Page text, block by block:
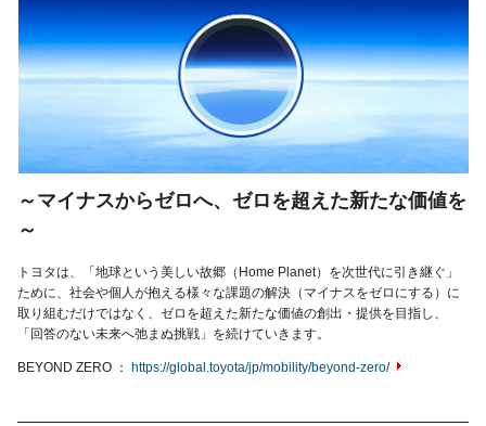
～マイナスからゼロへ、ゼロを超えた新たな価値を
～
トヨタは、「地球という美しい故郷（Home Planet）を次世代に引き継ぐ」
ために、社会や個人が抱える様々な課題の解決（マイナスをゼロにする）に
取り組むだけではなく、ゼロを超えた新たな価値の創出・提供を目指し、
「回答のない未来へ弛まぬ挑戦」を続けていきます。
BEYOND ZERO https://global.toyota/jp/mobility/beyond-zero/